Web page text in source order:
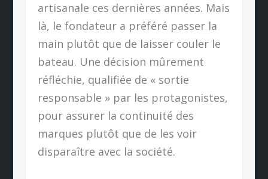
artisanale ces dernières années. Mais
là, le fondateur a préféré passer la
main plutôt que de laisser couler le
bateau. Une décision mûrement
réfléchie, qualifiée de « sortie
responsable » par les protagonistes,
pour assurer la continuité des
marques plutôt que de les voir
disparaître avec la société.